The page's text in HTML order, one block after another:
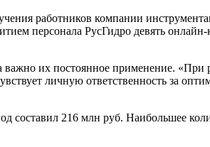
работников компании
персонала РусГидро девять
их постоянное применение.
личную ответственность за
216 млн руб. Наибольшее